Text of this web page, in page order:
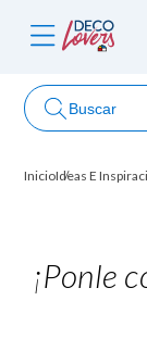
Buscar
InicioIdeas E
¡Ponle